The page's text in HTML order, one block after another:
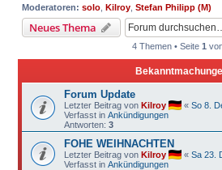
Moderatoren: solo, Kilroy, Stefan Philipp (M)
Neues Thema
4 Themen • Seite 1
Forum Update
Letzter Beitrag von Kilroy « So 8.
Verfasst in Ankündigungen
Antworten: 3
FOHE WEIHNACHTEN
Letzter Beitrag von Kilroy « Sa 23.
Verfasst in Ankündigungen